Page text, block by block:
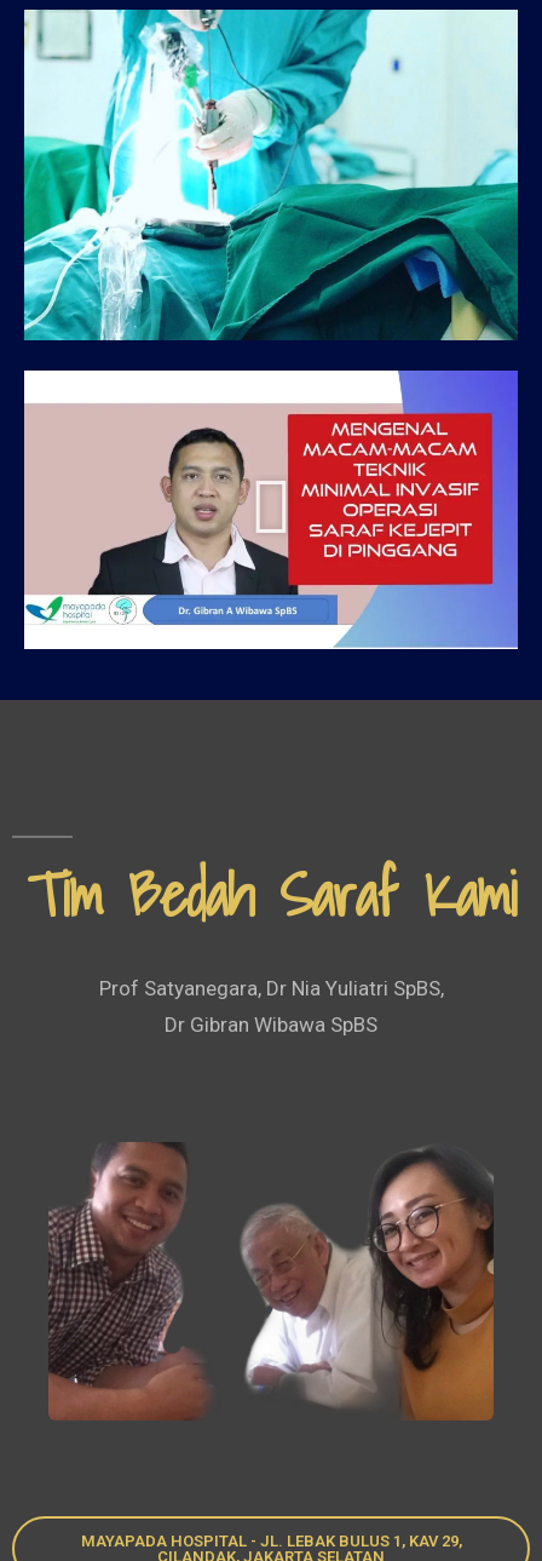
Tim Bedah Saraf Kami
Prof Satyanegara, Dr Nia Yuliatri SpBS,
Dr Gibran Wibawa SpBS
MAYAPADA HOSPITAL - JL. LEBAK BULUS 1, KAV 29,
CILANDAK, JAKARTA SELATAN